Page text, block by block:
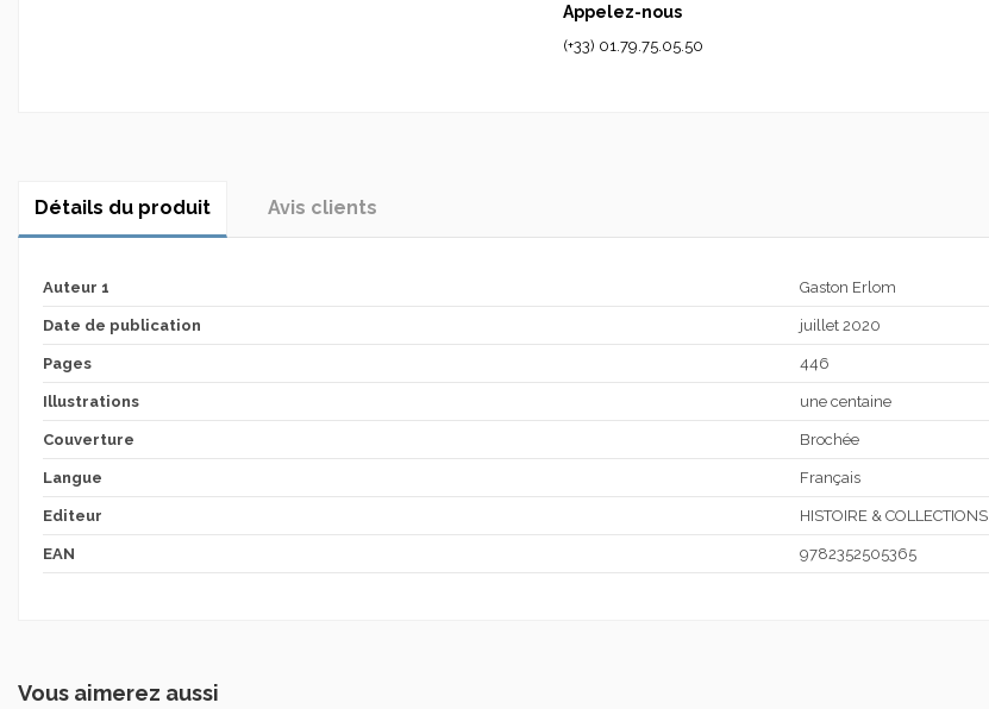
Appelez-nous
(+33) 01.79.75.05.50
Détails du produit Avis clients
Auteur 1 Gaston Erlom
Date de publication juillet 2020
Pages 446
Illustrations une centaine
Couverture Brochée
Langue Français
Editeur HISTOIRE & COLLECTIONS
EAN 9782352505365
Vous aimerez aussi